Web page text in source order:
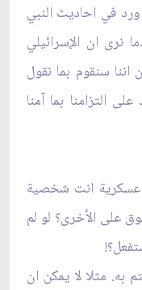
في احاديث النبي
نرى ان الإسرائيلي
اننا سنقوم بما نقول
التزامنا بما آمنا
انت شخصية
على الأخرى؟ لو لم
به. مثلا لا يمكن ان